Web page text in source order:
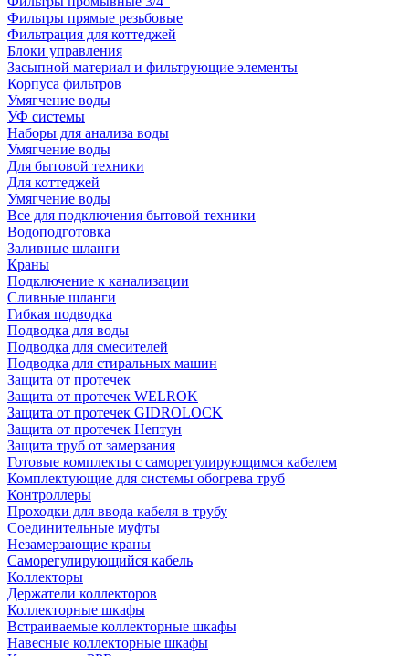
Фильтры прямые резьбовые
Фильтрация для коттеджей
Блоки управления
Засыпной материал и фильтрующие элементы
Корпуса фильтров
Умягчение воды
УФ системы
Наборы для анализа воды
Умягчение воды
Для бытовой техники
Для коттеджей
Умягчение воды
Все для подключения бытовой техники
Водоподготовка
Заливные шланги
Краны
Подключение к канализации
Сливные шланги
Гибкая подводка
Подводка для воды
Подводка для смесителей
Подводка для стиральных машин
Защита от протечек
Защита от протечек WELROK
Защита от протечек GIDROLOCK
Защита от протечек Нептун
Защита труб от замерзания
Готовые комплекты с саморегулирующимся кабелем
Комплектующие для системы обогрева труб
Контроллеры
Проходки для ввода кабеля в трубу
Соединительные муфты
Незамерзающие краны
Саморегулирующийся кабель
Коллекторы
Держатели коллекторов
Коллекторные шкафы
Встраиваемые коллекторные шкафы
Навесные коллекторные шкафы